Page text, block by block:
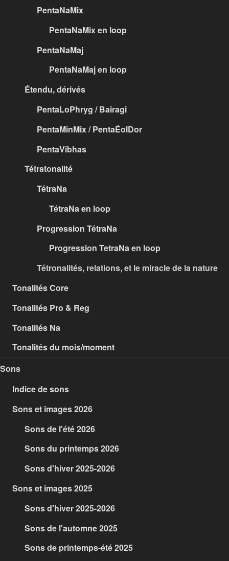
PentaNaMix
PentaNaMix en loop
PentaNaMaj
PentaNaMaj en loop
Étendu, dérivés
PentaLoPhryg / Bairagi
PentaMinMix / PentaÉolDor
PentaVibhas
Tétratonalité
TétraNa
TétraNa en loop
Progression TétraNa
Progression TetraNa en loop
Tétronalités, relations, et le miracle de la nature
Tonalités Core
Tonalités Pro & Reg
Tonalités Na
Tonalités du mois/moment
Sons
Indice de sons
Sons et images 2026
Sons de l'été 2026
Sons du printemps 2026
Sons d'hiver 2025-2026
Sons et images 2025
Sons d'hiver 2025-2026
Sons de l'automne 2025
Sons de printemps-été 2025